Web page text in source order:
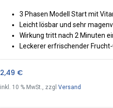
3 Phasen Modell Start mit
Leicht lösbar und sehr
Wirkung tritt nach 2 Minuten
Leckerer erfrischender
2,49 €
inkl. 10 % MwSt., zzgl Versand